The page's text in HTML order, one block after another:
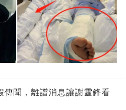
傳聞，離譜消息讓謝霆鋒看